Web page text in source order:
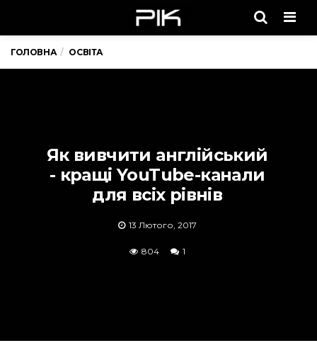
ГОЛОВНА ОСВІТА
Як вивчити англійський
- кращі YouTube-канали
для всіх рівнів
13 Лютого, 2017
804 1